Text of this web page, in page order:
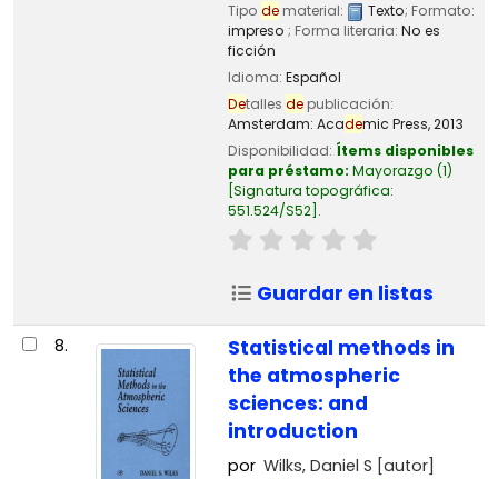
Tipo dematerial: Texto; Formato:
impreso ; Forma literaria: No es
ficción
Idioma: Español
Detalles depublicación:
Amsterdam: Academic Press,2013
Disponibilidad: Ítems disponibles
para préstamo: Mayorazgo (1)
Signatura topográfica:
551.524/S52 .
Guardar en listas
8.
Statistical methods in
the atmospheric
sciences: and
introduction
por Wilks, Daniel S [autor]